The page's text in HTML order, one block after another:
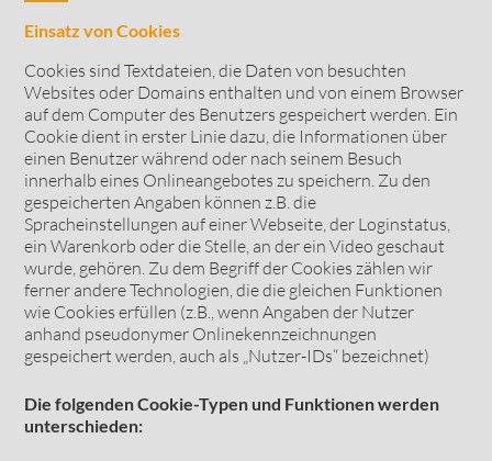
Einsatz von Cookies
Cookies sind Textdateien, die Daten von besuchten
Websites oder Domains enthalten und von einem Browser
auf dem Computer des Benutzers gespeichert werden. Ein
Cookie dient in erster Linie dazu, die Informationen über
einen Benutzer während oder nach seinem Besuch
innerhalb eines Onlineangebotes zu speichern. Zu den
gespeicherten Angaben können z.B. die
Spracheinstellungen auf einer Webseite, der Loginstatus,
ein Warenkorb oder die Stelle, an der ein Video geschaut
wurde, gehören. Zu dem Begriff der Cookies zählen wir
ferner andere Technologien, die die gleichen Funktionen
wie Cookies erfüllen (z.B., wenn Angaben der Nutzer
anhand pseudonymer Onlinekennzeichnungen
gespeichert werden, auch als „Nutzer-IDs“ bezeichnet)
Die folgenden Cookie-Typen und Funktionen werden
unterschieden: